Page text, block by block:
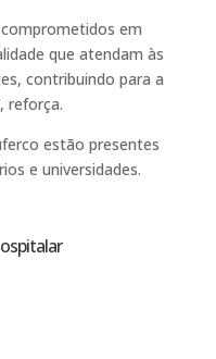
em
que atendam às
contribuindo para a
reforça.
estão presentes
e universidades.